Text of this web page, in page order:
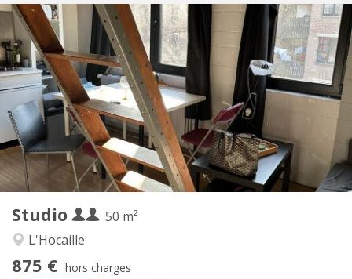
Studio
50 m²
L'Hocaille
875 € hors charges
Infos Pratiques
Loyer:
875 € (438 €/pers.)
Charges:
100 € (50 €/pers.)
Durée:
12 mois
Domiciliation:
Sous conditions
Aménagement
Salle de bain:
Privée
Cuisine:
Privée (pièce distincte)
Superficie:
50 m
2
Pièces privées:
4